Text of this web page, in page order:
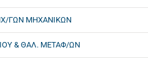
ΓΩΝ ΜΗΧΑΝΙΚΩΝ
& ΘΑΛ. ΜΕΤΑΦ/ΩΝ